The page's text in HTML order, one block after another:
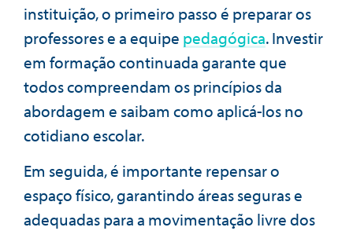
instituição, o primeiro passo é preparar os
professores e a equipe pedagógica. Investir
em formação continuada garante que
todos compreendam os princípios da
abordagem e saibam como aplicá-los no
cotidiano escolar.
Em seguida, é importante repensar o
espaço físico, garantindo áreas seguras e
adequadas para a movimentação livre dos